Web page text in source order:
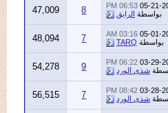
06:53 PM
الرايق 8
47,009
03:16 AM
TARQ
7
48,094
06:22 PM
الورد 9
54,278
08:42 PM
الورد 7
56,515